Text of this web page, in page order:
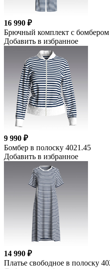
16 990 ₽
Брючный комплект с бомбером
Добавить в избранное
9 990 ₽
Бомбер в полоску 4021.45
Добавить в избранное
14 990 ₽
Платье свободное в полоску